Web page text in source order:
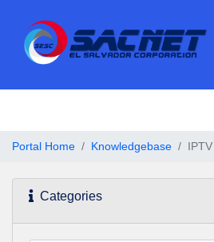
Portal Home Knowledgebase IPTV
Categories